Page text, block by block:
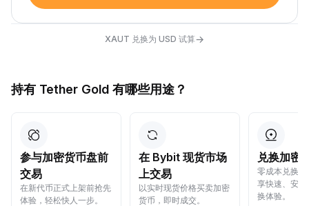
XAUT 兑换为 USD 试算→
持有 Tether Gold 有哪些用途？
参与加密货币盘前
交易
在新代币正式上架前抢先
体验，轻松快人一步。
在 Bybit 现货市场
上交易
以实时现货价格买卖加密
货币，即时成交。
兑换加密
零成本兑换
享快速、安
换体验。